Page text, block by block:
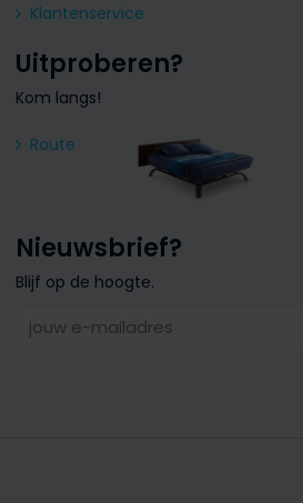
Klantenservice
Uitproberen?
Kom langs!
Route
Nieuwsbrief?
Blijf op de hoogte.
jouw e-mailadres